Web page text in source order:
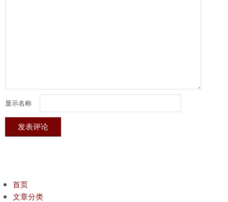
显示名称
首页
文章分类